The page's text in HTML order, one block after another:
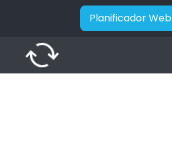
Planificador Web
autorenew